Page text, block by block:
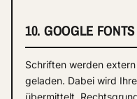
10. GOOGLE FONTS
Schriften werden
geladen. Dabei wird
übermittelt.